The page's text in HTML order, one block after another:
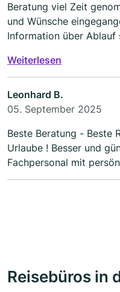
Beratung viel Zeit
und Wünsche
Information über Ablauf
übertreiben. In jedem
in jedem Fall wieder.
Weiterlesen
Leonhard B.
05. September 2025
Beste Beratung - Beste
Urlaube ! Besser und
Fachpersonal mit
Reisebüros in